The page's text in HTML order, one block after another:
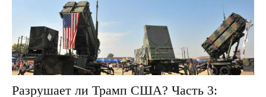
Разрушает ли Трамп США? Часть 3: